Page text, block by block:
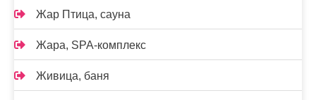
Жар Птица, сауна
Жара, SPA-комплекс
Живица, баня